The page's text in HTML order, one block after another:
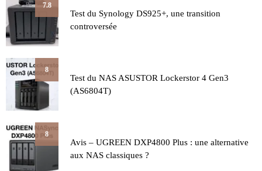
7.8
Test du Synology DS925+, une transition
controversée
8
Test du NAS ASUSTOR Lockerstor 4 Gen3
(AS6804T)
8
Avis – UGREEN DXP4800 Plus : une alternative
aux NAS classiques ?